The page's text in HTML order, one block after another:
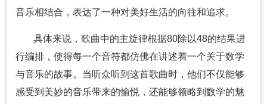
音乐相结合，表达了一种对美好生活的向往和追求。
具体来说，歌曲中的主旋律根据80除以48的结果进
行编排，使得每一个音符都仿佛在讲述着一个关于数学
与音乐的故事。当听众听到这首歌曲时，他们不仅能够
感受到美妙的音乐带来的愉悦，还能够领略到数学的魅